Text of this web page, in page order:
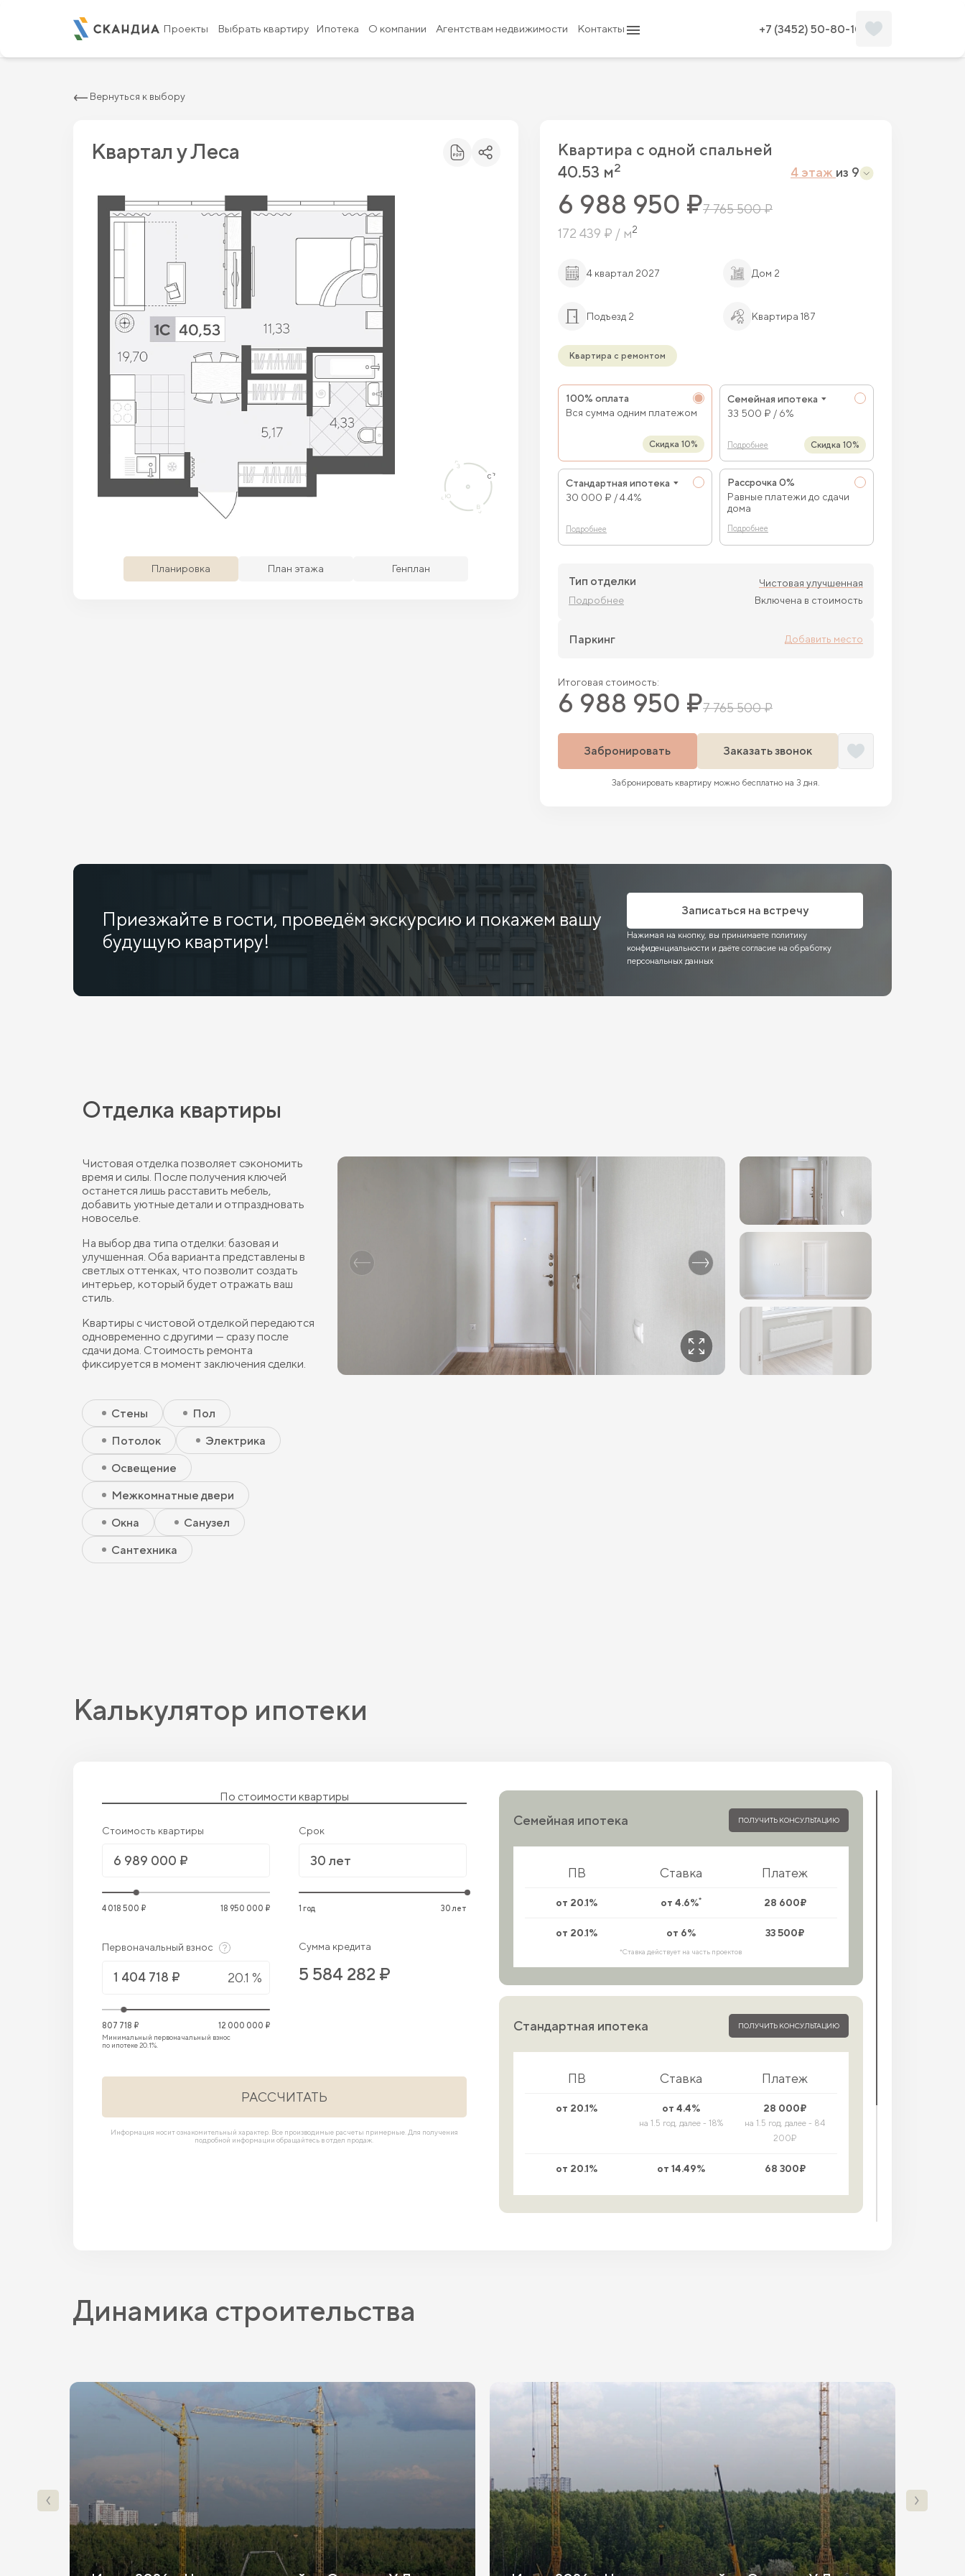
Проекты Выбрать квартиру Ипотека О компании Агентствам недвижимости Контакты +7 (3452) 50-80-10
Вернуться к выбору
Квартал у Леса
Планировка План этажа Генплан
Квартира c одной спальней
40.53 м2 4 этаж из 9
6 988 950 ₽7 765 500 ₽
172 439 ₽ / м2
4 квартал 2027 Дом 2
Подъезд 2 Квартира 187
Квартира с ремонтом
100% оплата
Вся сумма одним платежом
Скидка 10%
Семейная ипотека
33 500 ₽ / 6%
Подробнее Скидка 10%
Стандартная ипотека
30 000 ₽ / 4.4%
Подробнее
Рассрочка 0%
Равные платежи до сдачи
дома
Подробнее
Тип отделки
Чистовая улучшенная
Подробнее
Включена в стоимость
Паркинг Добавить место
Итоговая стоимость:
6 988 950 ₽7 765 500 ₽
Забронировать Заказать звонок
Забронировать квартиру можно бесплатно на 3 дня.
Квартира c одной спальней 40.53 м 26 988 950 ₽7 765 500 ₽ Забронировать Планировка
Приезжайте в гости, проведём экскурсию и покажем вашу
будущую квартиру!
Записаться на встречу
Нажимая на кнопку, вы принимаете политику
конфиденциальности и даёте согласие на обработку
персональных данных
Отделка квартиры
Чистовая отделка позволяет сэкономить
время и силы. После получения ключей
останется лишь расставить мебель,
добавить уютные детали и отпраздновать
новоселье.
На выбор два типа отделки: базовая и
улучшенная. Оба варианта представлены в
светлых оттенках, что позволит создать
интерьер, который будет отражать ваш
стиль.
Квартиры с чистовой отделкой передаются
одновременно с другими — сразу после
сдачи дома. Стоимость ремонта
фиксируется в момент заключения сделки.
Скрытый элемент 1 - Чистовая улучшенная
Скрытый элемент 2 - Чистовая улучшенная
Скрытый элемент 3 - Чистовая улучшенная
Стены
Пол
Потолок
Электрика
Освещение
Межкомнатные двери
Окна
Санузел
Сантехника
Калькулятор ипотеки
По стоимости квартиры
Стоимость квартиры
4 018 500 ₽ 18 950 000 ₽
Срок
1 год 30 лет
Первоначальный взнос
20.1 %
807 718 ₽
12 000 000 ₽
Минимальный первоначальный взнос
по ипотеке 20.1%.
Сумма кредита
5 584 282 ₽
РАССЧИТАТЬ
Информация носит ознакомительный характер. Все производимые расчеты примерные. Для получения
подробной информации обращайтесь в отдел продаж.
Семейная ипотека ПОЛУЧИТЬ КОНСУЛЬТАЦИЮ
ПВ Ставка Платеж
от 20.1% от 4.6%* 28 600₽
от 20.1% от 6% 33 500₽
*Ставка действует на часть проектов
Стандартная ипотека ПОЛУЧИТЬ КОНСУЛЬТАЦИЮ
ПВ Ставка Платеж
от 20.1% от 4.4%
на 1.5 год, далее - 18%
28 000₽
на 1.5 год, далее - 84
200₽
от 20.1% от 14.49% 68 300₽
Динамика строительства